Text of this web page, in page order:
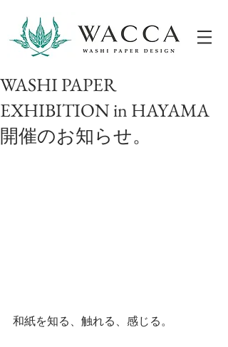
WASHI PAPER
EXHIBITION in HAYAMA
開催のお知らせ。
和紙を知る、触れる、感じる。